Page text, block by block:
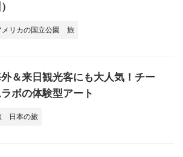
メリカの国立公園 旅
＆来日観光客にも大人気！チー
ボの体験型アート
日本の旅